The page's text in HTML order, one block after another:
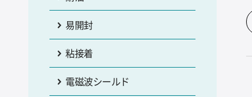
易開封
粘接着
電磁波シールド